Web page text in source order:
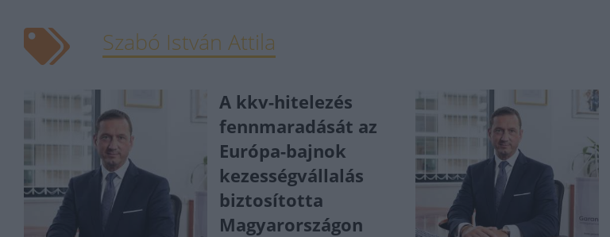
Szabó István Attila
A kkv-hitelezés
fennmaradását az
Európa-bajnok
kezességvállalás
biztosította
Magyarországon